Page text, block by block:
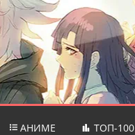
АНИМЕ ТОП-100